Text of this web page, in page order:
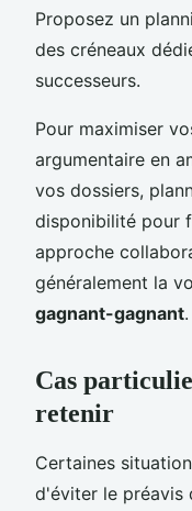
Proposez un
des créneaux
successeurs.
Pour maximiser
argumentaire en
vos dossiers,
disponibilité pour
approche
généralement la
gagnant-gagnant.
Cas
retenir
Certaines
d'éviter le préavis